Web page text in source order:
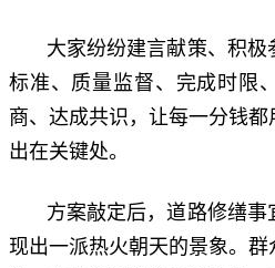
大家纷纷建言献策、积
标准、质量监督、完成时限
商、达成共识，让每一分钱
出在关键处。
方案敲定后，道路修缮
现出一派热火朝天的景象。